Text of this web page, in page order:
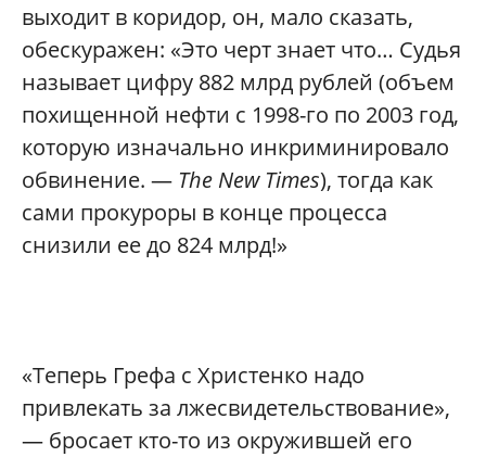
выходит в коридор, он, мало сказать,
обескуражен: «Это черт знает что… Судья
называет цифру 882 млрд рублей (объем
похищенной нефти с 1998-го по 2003 год,
которую изначально инкриминировало
обвинение. — The New Times), тогда как
сами прокуроры в конце процесса
снизили ее до 824 млрд!»
«Теперь Грефа с Христенко надо
привлекать за лжесвидетельствование»,
— бросает кто-то из окружившей его